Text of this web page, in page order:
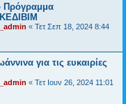
Πρόγραμμα
« Τετ Σεπ 18, 2024 8:44
για τις ευκαιρίες
« Τετ Ιουν 26, 2024 11:01